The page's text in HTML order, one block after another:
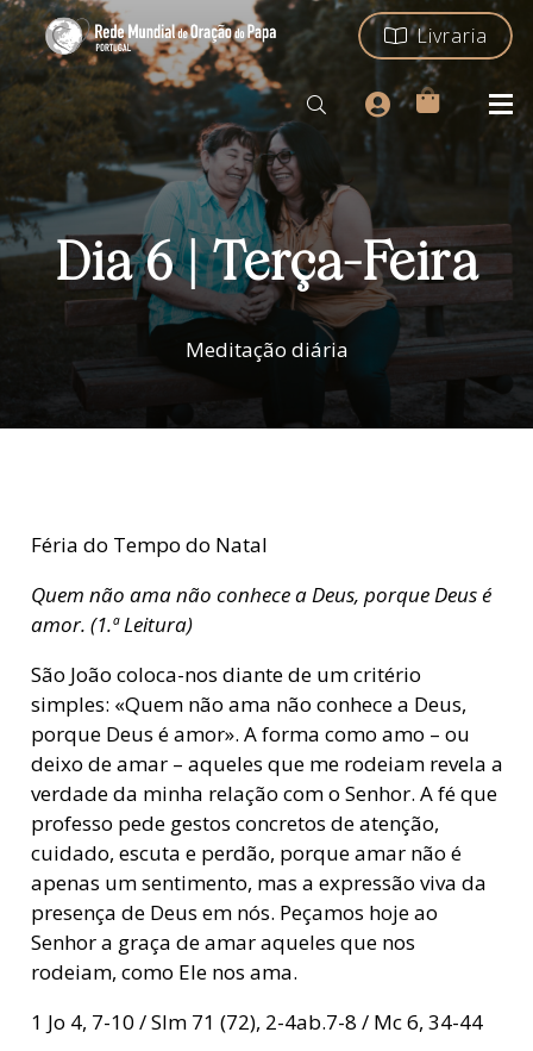
Livraria
Dia 6 | Terça-Feira
Meditação diária
Féria do Tempo do Natal
Quem não ama não conhece a Deus, porque Deus é
amor. (1.ª Leitura)
São João coloca-nos diante de um critério
simples: «Quem não ama não conhece a Deus,
porque Deus é amor». A forma como amo – ou
deixo de amar – aqueles que me rodeiam revela a
verdade da minha relação com o Senhor. A fé que
professo pede gestos concretos de atenção,
cuidado, escuta e perdão, porque amar não é
apenas um sentimento, mas a expressão viva da
presença de Deus em nós. Peçamos hoje ao
Senhor a graça de amar aqueles que nos
rodeiam, como Ele nos ama.
1 Jo 4, 7-10 / Slm 71 (72), 2-4ab.7-8 / Mc 6, 34-44